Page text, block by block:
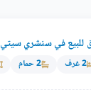
في سنشري سيتي 2 غرفة نوم 135 متر
2 غرف 2 حمام